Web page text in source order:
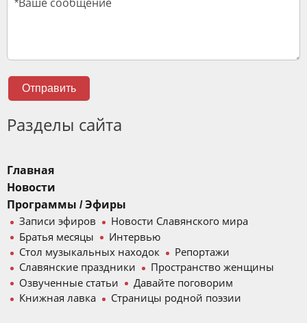
Отправить
Разделы сайта
Главная
Новости
Программы / Эфиры
Записи эфиров
Новости Славянского мира
Братья месяцы
Интервью
Стол музыкальных находок
Репортажи
Славянские праздники
Пространство женщины
Озвученные статьи
Давайте поговорим
Книжная лавка
Страницы родной поэзии